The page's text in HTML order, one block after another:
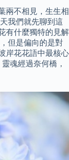
兩不相見，生生相
我們就先聊到這
有什麼獨特的見解
但是偏向的是對
岸花花語中最核心
魂經過奈何橋，